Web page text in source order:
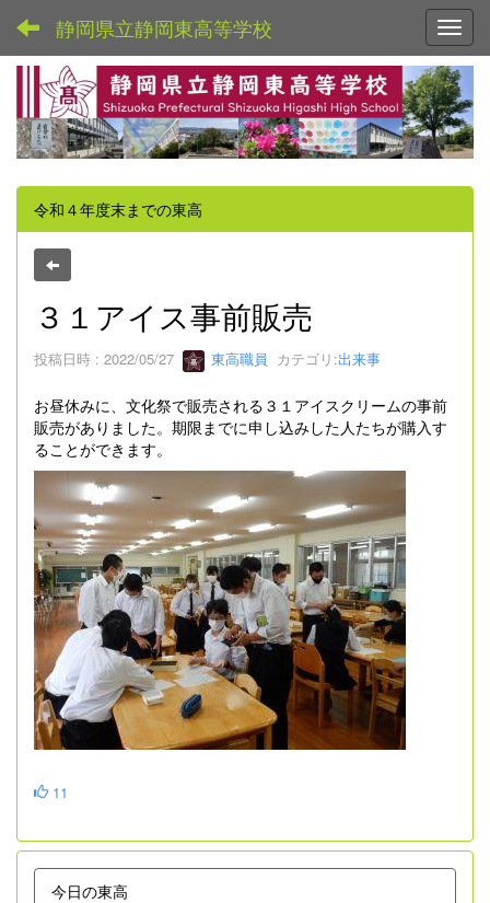
静岡県立静岡東高等学校
令和４年度末までの東高
３１アイス事前販売
投稿日時 : 2022/05/27 東高職員 カテゴリ:出来事
お昼休みに、文化祭で販売される３１アイスクリームの事前
販売がありました。期限までに申し込みした人たちが購入す
ることができます。
11
今日の東高